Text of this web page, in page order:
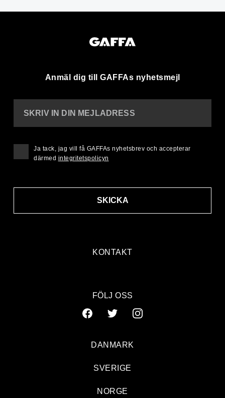
Anmäl dig till GAFFAs nyhetsmejl
KONTAKT
SKRIV IN DIN MEJLADRESS
SKICKA
Ja tack, jag vill få GAFFAs nyhetsbrev och accepterar
därmed integritetspolicyn
FÖLJ OSS
DANMARK
SVERIGE
NORGE